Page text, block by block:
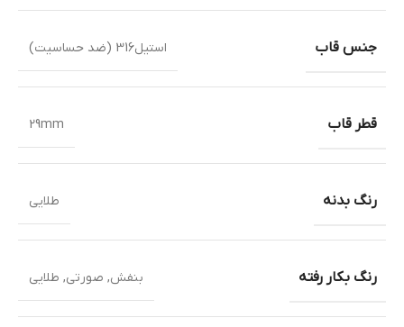
جنس قاب استیل316 (ضد حساسیت)
قطر قاب 29mm
رنگ بدنه طلایی
رنگ بکار رفته بنفش, صورتی, طلایی